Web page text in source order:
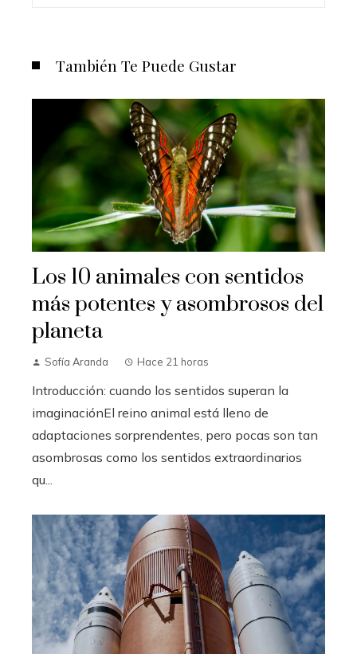
También Te Puede Gustar
Los 10 animales con sentidos
más potentes y asombrosos del
planeta
Sofía Aranda Hace 21 horas
Introducción: cuando los sentidos superan la
imaginaciónEl reino animal está lleno de
adaptaciones sorprendentes, pero pocas son tan
asombrosas como los sentidos extraordinarios
qu...